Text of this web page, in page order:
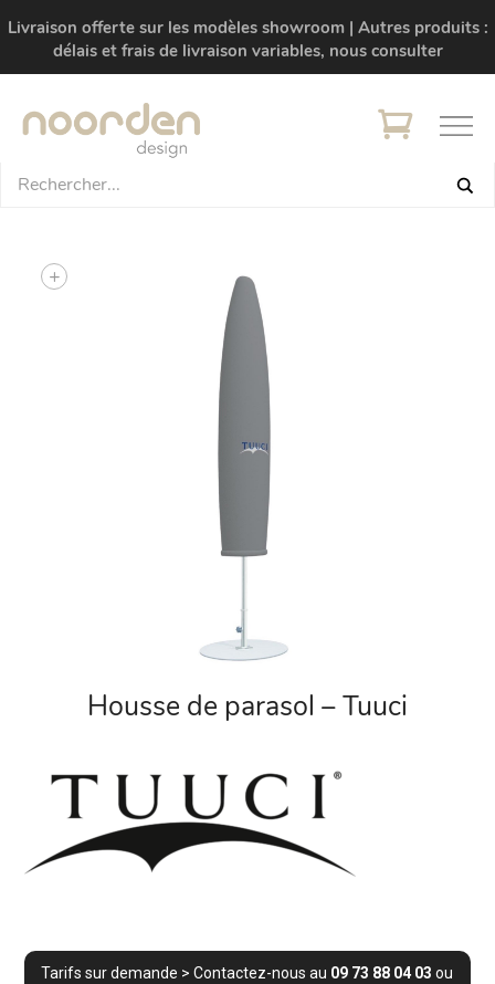
Livraison offerte sur les modèles showroom | Autres produits :
délais et frais de livraison variables, nous consulter
+
Housse de parasol – Tuuci
Tarifs sur demande > Contactez-nous au 09 73 88 04 03 ou